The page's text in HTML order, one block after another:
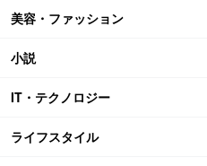
美容・ファッション
小説
IT・テクノロジー
ライフスタイル